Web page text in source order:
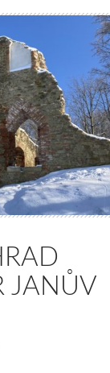
JANŮV